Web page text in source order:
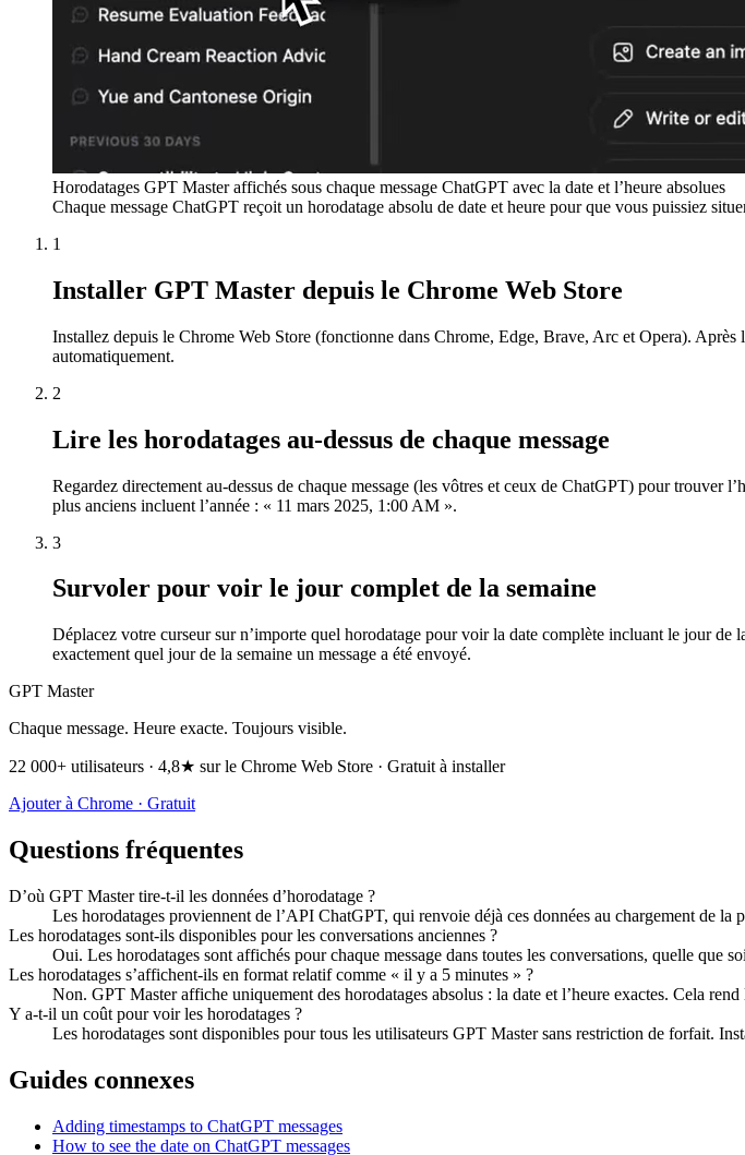
Horodatages GPT Master affichés sous chaque message ChatGPT avec la date et l’heure absolues
Chaque message ChatGPT reçoit un horodatage absolu de date et heure pour que vous puissiez
1
Installer GPT Master depuis le Chrome Web Store
Installez depuis le Chrome Web Store (fonctionne dans Chrome, Edge, Brave, Arc et Opera).
automatiquement.
2
Lire les horodatages au-dessus de chaque message
Regardez directement au-dessus de chaque message (les vôtres et ceux de ChatGPT) pour trouver
plus anciens incluent l’année : « 11 mars 2025, 1:00 AM ».
3
Survoler pour voir le jour complet de la semaine
Déplacez votre curseur sur n’importe quel horodatage pour voir la date complète incluant le jour
exactement quel jour de la semaine un message a été envoyé.
GPT Master
Chaque message. Heure exacte. Toujours visible.
22 000+ utilisateurs · 4,8★ sur le Chrome Web Store · Gratuit à installer
Ajouter à Chrome · Gratuit
Questions fréquentes
D’où GPT Master tire-t-il les données d’horodatage ?
Les horodatages proviennent de l’API ChatGPT, qui renvoie déjà ces données au chargement de
Les horodatages sont-ils disponibles pour les conversations anciennes ?
Oui. Les horodatages sont affichés pour chaque message dans toutes les conversations, quelle que
Les horodatages s’affichent-ils en format relatif comme « il y a 5 minutes » ?
Non. GPT Master affiche uniquement des horodatages absolus : la date et l’heure exactes. Cela
Y a-t-il un coût pour voir les horodatages ?
Les horodatages sont disponibles pour tous les utilisateurs GPT Master sans restriction de forfait.
Guides connexes
Adding timestamps to ChatGPT messages
How to see the date on ChatGPT messages